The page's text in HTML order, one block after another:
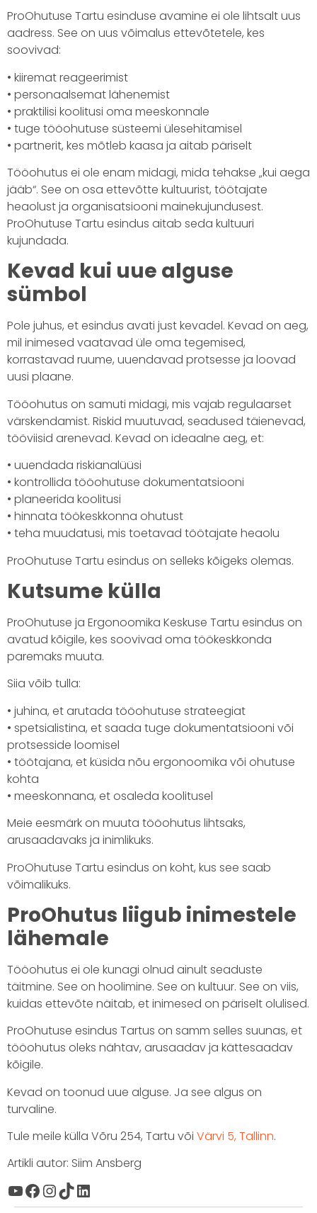
ProOhutuse Tartu esinduse avamine ei ole lihtsalt uus
aadress. See on uus võimalus ettevõtetele, kes
soovivad:
• kiiremat reageerimist
• personaalsemat lähenemist
• praktilisi koolitusi oma meeskonnale
• tuge tööohutuse süsteemi ülesehitamisel
• partnerit, kes mõtleb kaasa ja aitab päriselt
Tööohutus ei ole enam midagi, mida tehakse „kui aega
jääb“. See on osa ettevõtte kultuurist, töötajate
heaolust ja organisatsiooni mainekujundusest.
ProOhutuse Tartu esindus aitab seda kultuuri
kujundada.
Kevad kui uue alguse
sümbol
Pole juhus, et esindus avati just kevadel. Kevad on aeg,
mil inimesed vaatavad üle oma tegemised,
korrastavad ruume, uuendavad protsesse ja loovad
uusi plaane.
Tööohutus on samuti midagi, mis vajab regulaarset
värskendamist. Riskid muutuvad, seadused täienevad,
tööviisid arenevad. Kevad on ideaalne aeg, et:
• uuendada riskianalüüsi
• kontrollida tööohutuse dokumentatsiooni
• planeerida koolitusi
• hinnata töökeskkonna ohutust
• teha muudatusi, mis toetavad töötajate heaolu
ProOhutuse Tartu esindus on selleks kõigeks olemas.
Kutsume külla
ProOhutuse ja Ergonoomika Keskuse Tartu esindus on
avatud kõigile, kes soovivad oma töökeskkonda
paremaks muuta.
Siia võib tulla:
• juhina, et arutada tööohutuse strateegiat
• spetsialistina, et saada tuge dokumentatsiooni või
protsesside loomisel
• töötajana, et küsida nõu ergonoomika või ohutuse
kohta
• meeskonnana, et osaleda koolitusel
Meie eesmärk on muuta tööohutus lihtsaks,
arusaadavaks ja inimlikuks.
ProOhutuse Tartu esindus on koht, kus see saab
võimalikuks.
ProOhutus liigub inimestele
lähemale
Tööohutus ei ole kunagi olnud ainult seaduste
täitmine. See on hoolimine. See on kultuur. See on viis,
kuidas ettevõte näitab, et inimesed on päriselt olulised.
ProOhutuse esindus Tartus on samm selles suunas, et
tööohutus oleks nähtav, arusaadav ja kättesaadav
kõigile.
Kevad on toonud uue alguse. Ja see algus on
turvaline.
Tule meile külla Võru 254, Tartu või Värvi 5, Tallinn.
Artikli autor: Siim Ansberg